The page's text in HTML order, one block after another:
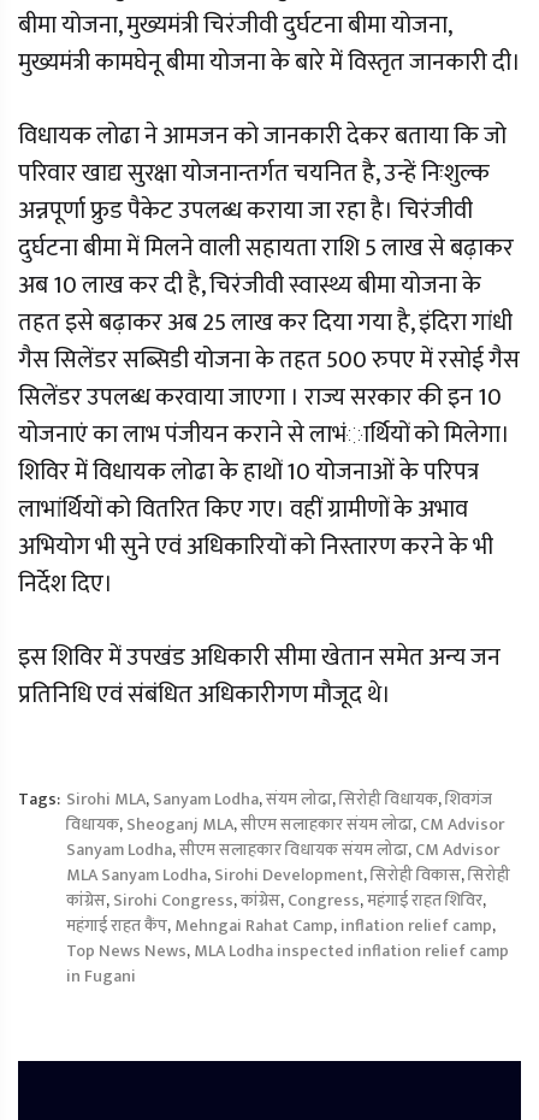
बीमा योजना, मुख्यमंत्री चिरंजीवी दुर्घटना बीमा योजना,
मुख्यमंत्री कामघेनू बीमा योजना के बारे में विस्तृत जानकारी दी।
विधायक लोढा ने आमजन को जानकारी देकर बताया कि जो
परिवार खाद्य सुरक्षा योजनान्तर्गत चयनित है, उन्हें निःशुल्क
अन्नपूर्णा फ्रुड पैकेट उपलब्ध कराया जा रहा है। चिरंजीवी
दुर्घटना बीमा में मिलने वाली सहायता राशि 5 लाख से बढ़ाकर
अब 10 लाख कर दी है, चिरंजीवी स्वास्थ्य बीमा योजना के
तहत इसे बढ़ाकर अब 25 लाख कर दिया गया है, इंदिरा गांधी
गैस सिलेंडर सब्सिडी योजना के तहत 500 रुपए में रसोई गैस
सिलेंडर उपलब्ध करवाया जाएगा । राज्य सरकार की इन 10
योजनाएं का लाभ पंजीयन कराने से लाभंार्थियों को मिलेगा।
शिविर में विधायक लोढा के हाथों 10 योजनाओं के परिपत्र
लाभांर्थियों को वितरित किए गए। वहीं ग्रामीणों के अभाव
अभियोग भी सुने एवं अधिकारियों को निस्तारण करने के भी
निर्देश दिए।
इस शिविर में उपखंड अधिकारी सीमा खेतान समेत अन्य जन
प्रतिनिधि एवं संबंधित अधिकारीगण मौजूद थे।
Tags: Sirohi MLA,Sanyam Lodha,संयम लोढा,सिरोही विधायक,शिवगंज
विधायक,Sheoganj MLA,सीएम सलाहकार संयम लोढा,CM Advisor
Sanyam Lodha,सीएम सलाहकार विधायक संयम लोढा,CM Advisor
MLA Sanyam Lodha,Sirohi Development,सिरोही विकास,सिरोही
कांग्रेस,Sirohi Congress,कांग्रेस,Congress,महंगाई राहत शिविर,
महंगाई राहत कैंप,Mehngai Rahat Camp,inflation relief camp,
Top News News,MLA Lodha inspected inflation relief camp
in Fugani